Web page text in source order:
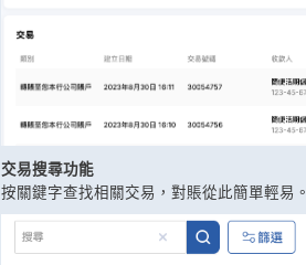
交易搜尋功能
按關鍵字查找相關交易，對賬從此簡單輕易。